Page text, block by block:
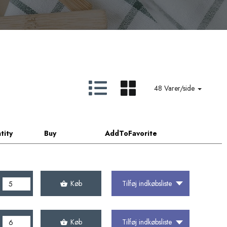
48 Varer/side
Buy AddToFavorite
Køb Tilføj indkøbsliste
Køb Tilføj indkøbsliste